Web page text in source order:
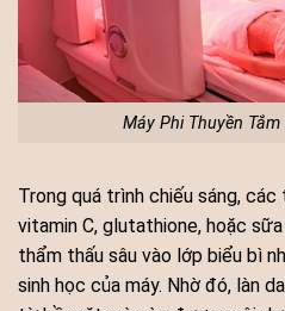
Máy Phi Thuyền
Trong quá trình chiếu sáng,
vitamin C, glutathione, hoặc
thẩm thấu sâu vào lớp biểu bì
sinh học của máy. Nhờ đó, làn